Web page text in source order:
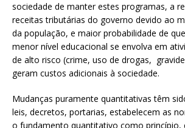
sociedade de manter estes programas, a
receitas tributárias do governo devido ao
da população, e maior probabilidade de
menor nível educacional se envolva em
de alto risco (crime, uso de drogas,
geram custos adicionais à sociedade.
Mudanças puramente quantitativas têm
leis, decretos, portarias, estabelecem as
o fundamento quantitativo como princípio,